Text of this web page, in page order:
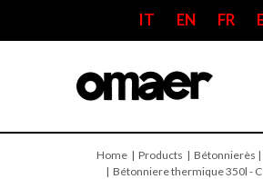
IT EN FR
Home | Products | Bétonnierès |
| Bétonniere thermique 350l - C